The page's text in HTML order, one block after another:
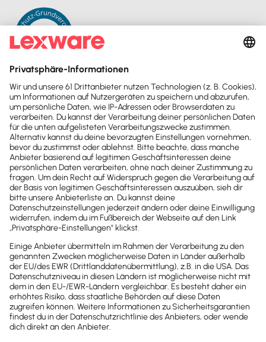
DSGVO-konform
Deine Daten werden nach strengsten
Datenschutzregeln verarbeitet und gespeichert. So
behältst du die volle Kontrolle über
personenbezogene Daten – transparent, sicher und
rechtskonform.
Made in Germany
Entwicklung, Hosting und Datenschutz nach
deutschen Standards – sicher, transparent und
zuverlässig.